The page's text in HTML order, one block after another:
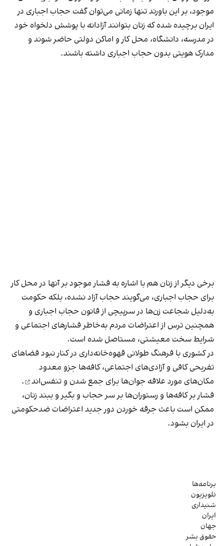
موجود، بر این باورند تنها زمانی می‌توان گفت حجاب اجباری در
ایران برچیده شده که زنان بتوانند آزادانه با پوشش دلخواه خود
در مدرسه، دانشگاه، محل کار و اماکن دولتی حاضر شوند و
مدارک هویتی بدون حجاب اجباری داشته باشند.
برخی دیگر از زنان هم با اشاره به فشار موجود بر آنها در محل کار
برای حجاب اجباری، می‌گویند حجاب آزاد نشده، بلکه حکومت
به‌دلیل شجاعت زن‌ها در سرپیچی از قانون حجاب اجباری و
همچنین ترس از اعتراضات مردم به‌خاطر فشارهای اجتماعی و
شرایط سخت معیشتی، مستاصل شده است.
در کشوری با فرهنگ طولانی قهوه‌‌خانه‌داری در کنار نبود فضاهای
تفریحی کافی و آزادی‌های اجتماعی، کافه‌ها جزو معدود
مکان‌های مورد علاقه جوان‌ها برای جمع شدن و تنفس‌اند
.
فشار بر کافه‌ها و رستوران‌ها بر سر حجاب و بگیر و ببند زنان،
ممکن است باعث جرقه خوردن دور جدید اعتراضات ضدحکومتی
در ایران بشود.
برنامه‌ها
تلویزیون
شنیداری
ایران
جهان
حقوق بشر